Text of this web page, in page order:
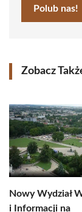
Polub nas!
Zobacz
Nowy Wydział
i Informacji na